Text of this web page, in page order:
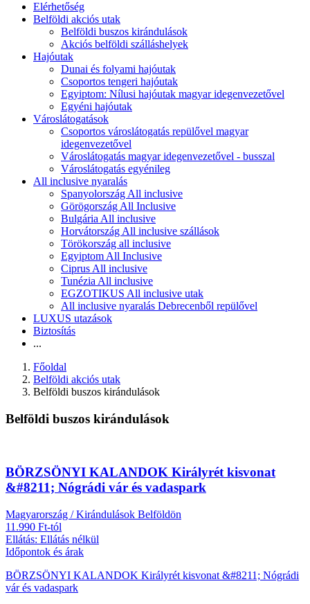
Elérhetőség
Belföldi akciós utak
Belföldi buszos kirándulások
Akciós belföldi szálláshelyek
Hajóutak
Dunai és folyami hajóutak
Csoportos tengeri hajóutak
Egyiptom: Nílusi hajóutak magyar idegenvezetővel
Egyéni hajóutak
Városlátogatások
Csoportos városlátogatás repülővel magyar
idegenvezetővel
Városlátogatás magyar idegenvezetővel - busszal
Városlátogatás egyénileg
All inclusive nyaralás
Spanyolország All inclusive
Görögország All Inclusive
Bulgária All inclusive
Horvátország All inclusive szállások
Törökország all inclusive
Egyiptom All Inclusive
Ciprus All inclusive
Tunézia All inclusive
EGZOTIKUS All inclusive utak
All inclusive nyaralás Debrecenből repülővel
LUXUS utazások
Biztosítás
...
Főoldal
Belföldi akciós utak
Belföldi buszos kirándulások
Belföldi buszos kirándulások
BÖRZSÖNYI KALANDOK Királyrét kisvonat
&#8211; Nógrádi vár és vadaspark
Magyarország / Kirándulások Belföldön
11.990 Ft-tól
Ellátás: Ellátás nélkül
Időpontok és árak
BÖRZSÖNYI KALANDOK Királyrét kisvonat &#8211; Nógrádi
vár és vadaspark